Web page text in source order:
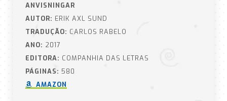
ANVISNINGAR
AUTOR: ERIK AXL SUND
TRADUÇÃO: CARLOS RABELO
ANO: 2017
EDITORA: COMPANHIA DAS LETRAS
PÁGINAS: 580
AMAZON